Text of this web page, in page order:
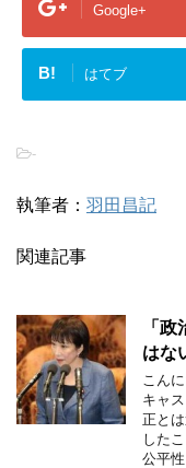
Google+
B! はてブ
-
執筆者： 羽田昌記
関連記事
「
はな
こん
キャ
正と
した
公平